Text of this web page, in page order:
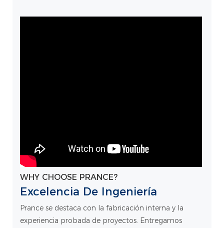
WHY CHOOSE PRANCE?
Excelencia De Ingeniería
Prance se destaca con la fabricación interna y la
experiencia probada de proyectos. Entregamos